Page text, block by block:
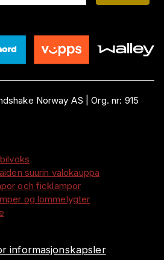
Norway AS |Org. nr: 915
suurin valokauppa
och ficklampor
og lommelygter
informasjonskapsler